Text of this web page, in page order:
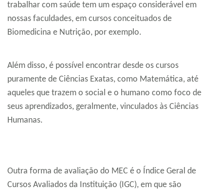
trabalhar com saúde tem um espaço considerável em
nossas faculdades, em cursos conceituados de
Biomedicina e Nutrição, por exemplo.
Além disso, é possível encontrar desde os cursos
puramente de Ciências Exatas, como Matemática, até
aqueles que trazem o social e o humano como foco de
seus aprendizados, geralmente, vinculados às Ciências
Humanas.
Outra forma de avaliação do MEC é o Índice Geral de
Cursos Avaliados da Instituição (IGC), em que são